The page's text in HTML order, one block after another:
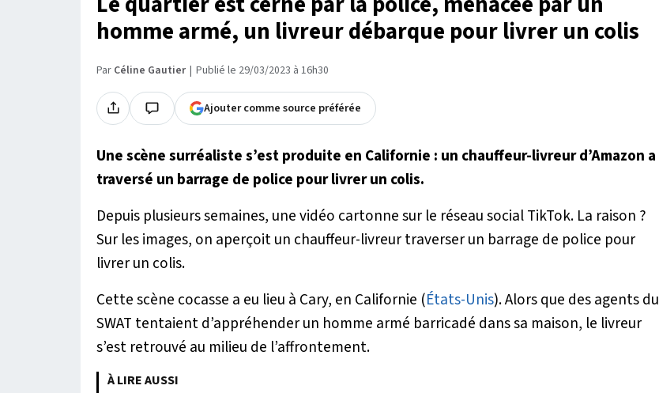
homme armé, un livreur débarque pour livrer un colis
Par Céline Gautier Publié le 29/03/2023 à 16h30
Ajouter comme source préférée
Une scène surréaliste s’est produite en Californie : un chauffeur-livreur d’Amazon a
traversé un barrage de police pour livrer un colis.
Depuis plusieurs semaines, une vidéo cartonne sur le réseau social TikTok. La raison ?
Sur les images, on aperçoit un chauffeur-livreur traverser un barrage de police pour
livrer un colis.
Cette scène cocasse a eu lieu à Cary, en Californie (États-Unis). Alors que des agents du
SWAT tentaient d’appréhender un homme armé barricadé dans sa maison, le livreur
s’est retrouvé au milieu de l’affrontement.
À LIRE AUSSI